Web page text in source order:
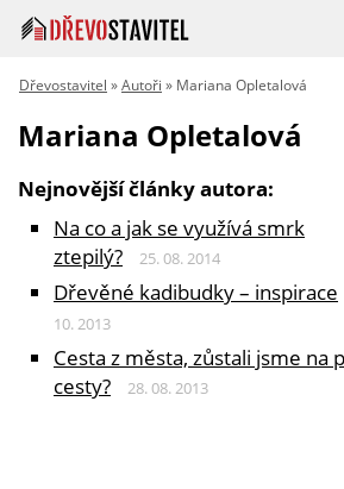
Dřevostavitel »Autoři » Mariana Opletalová
Mariana Opletalová
Nejnovější články autora:
Na co a jak se využívá smrk
ztepilý?
25. 08. 2014
Dřevěné kadibudky – inspirace
10. 2013
Cesta z města, zůstali jsme na
cesty?
28. 08. 2013